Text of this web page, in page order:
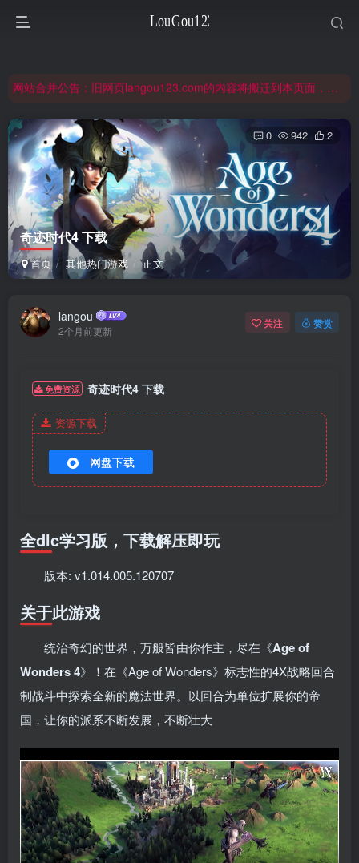
非常抱歉，节假日晚上服务器爆满，建议避开高峰时段访问。
注意：钢铁雄心4旧版本（1.16）的内容都在旧页面，点击回到旧版页面前往，网址：3yc.top
非常抱歉，节假日晚上服务器爆满，建议避开高峰时段访问。
网站合并公告：旧网页langou123.com的内容将搬迁到本页面，本页面后续可通过langou123.com和www.langou123.com访问。旧网页可通过3yc.top访问。
奇迹时代4 下载
首页 其他热门游戏 正文
0 942 2
langou
2个月前更新
关注 赞赏
免费资源 奇迹时代4 下载
资源下载
网盘下载
全dlc学习版，下载解压即玩
版本: v1.014.005.120707
关于此游戏
统治奇幻的世界，万般皆由你作主，尽在《Age of
Wonders 4》！在《Age of Wonders》标志性的4X战略回合
制战斗中探索全新的魔法世界。以回合为单位扩展你的帝
国，让你的派系不断发展，不断壮大